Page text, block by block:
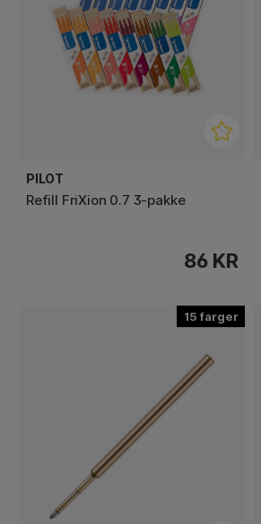
PILOT
Refill FriXion 0.7 3-pakke
86 KR
15